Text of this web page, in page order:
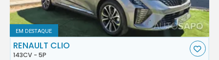
EM DESTAQUE
RENAULT CLIO
143CV - 5P